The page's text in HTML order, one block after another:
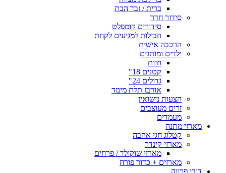
ברית / זבד הבת
סידור חדר
סידורים קומפלט
חבילות למגיעים לקחת
הרכבה אישית
ילדים ומותגים
חיות
קטנים 18"
גדולים 24"
אורבז תלת מימד
הצעות נישואין
זרים מעוצבים
מעמדים
מארזי מתנה
קטלוג חגי אהבה
מארזי קינדר
מארזי שוקולד / פרחים
מארזים + כדור פורח
דובי פרווה